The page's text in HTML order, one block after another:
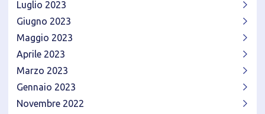
Luglio 2023
Giugno 2023
Maggio 2023
Aprile 2023
Marzo 2023
Gennaio 2023
Novembre 2022